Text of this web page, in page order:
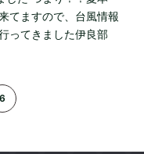
てますので、台風情報
ってきました伊良部
6